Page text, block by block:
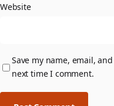
Website
Save my name, email,
next time I comment.